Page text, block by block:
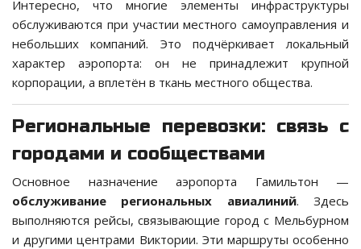
Интересно, что многие элементы инфраструктуры
обслуживаются при участии местного самоуправления и
небольших компаний. Это подчёркивает локальный
характер аэропорта: он не принадлежит крупной
корпорации, а вплетён в ткань местного общества.
Региональные перевозки: связь с
городами и сообществами
Основное назначение аэропорта Гамильтон —
обслуживание региональных авиалиний. Здесь
выполняются рейсы, связывающие город с Мельбурном
и другими центрами Виктории. Эти маршруты особенно